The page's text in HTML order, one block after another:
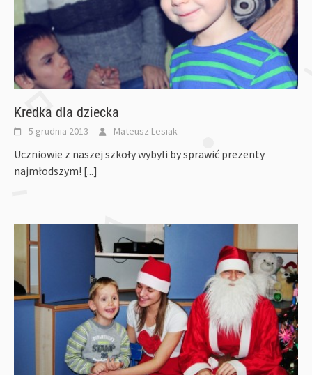
Kredka dla dziecka
5 grudnia 2013 Mateusz Lesiak
Uczniowie z naszej szkoły wybyli by sprawić prezenty
najmłodszym! [...]